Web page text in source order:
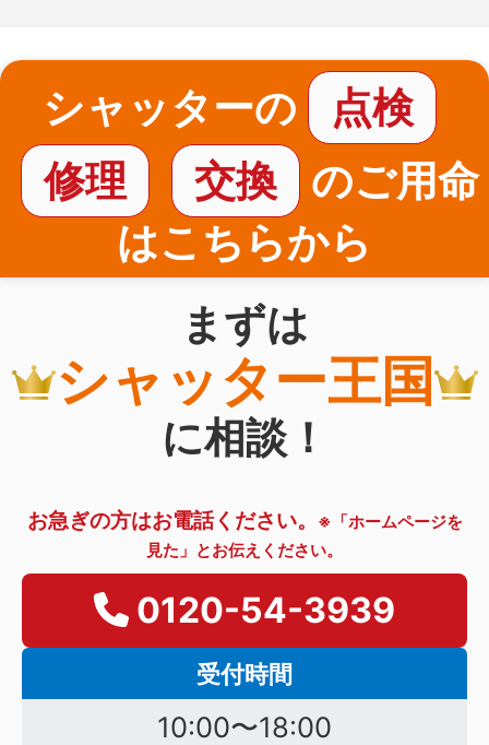
シャッターの
点検
修理
交換
のご用命
はこちらから
まずは
シャッター王国
に相談！
お急ぎの方はお電話ください。
※「ホームページを
見た」とお伝えください。
0120-54-3939
受付時間
10:00〜18:00